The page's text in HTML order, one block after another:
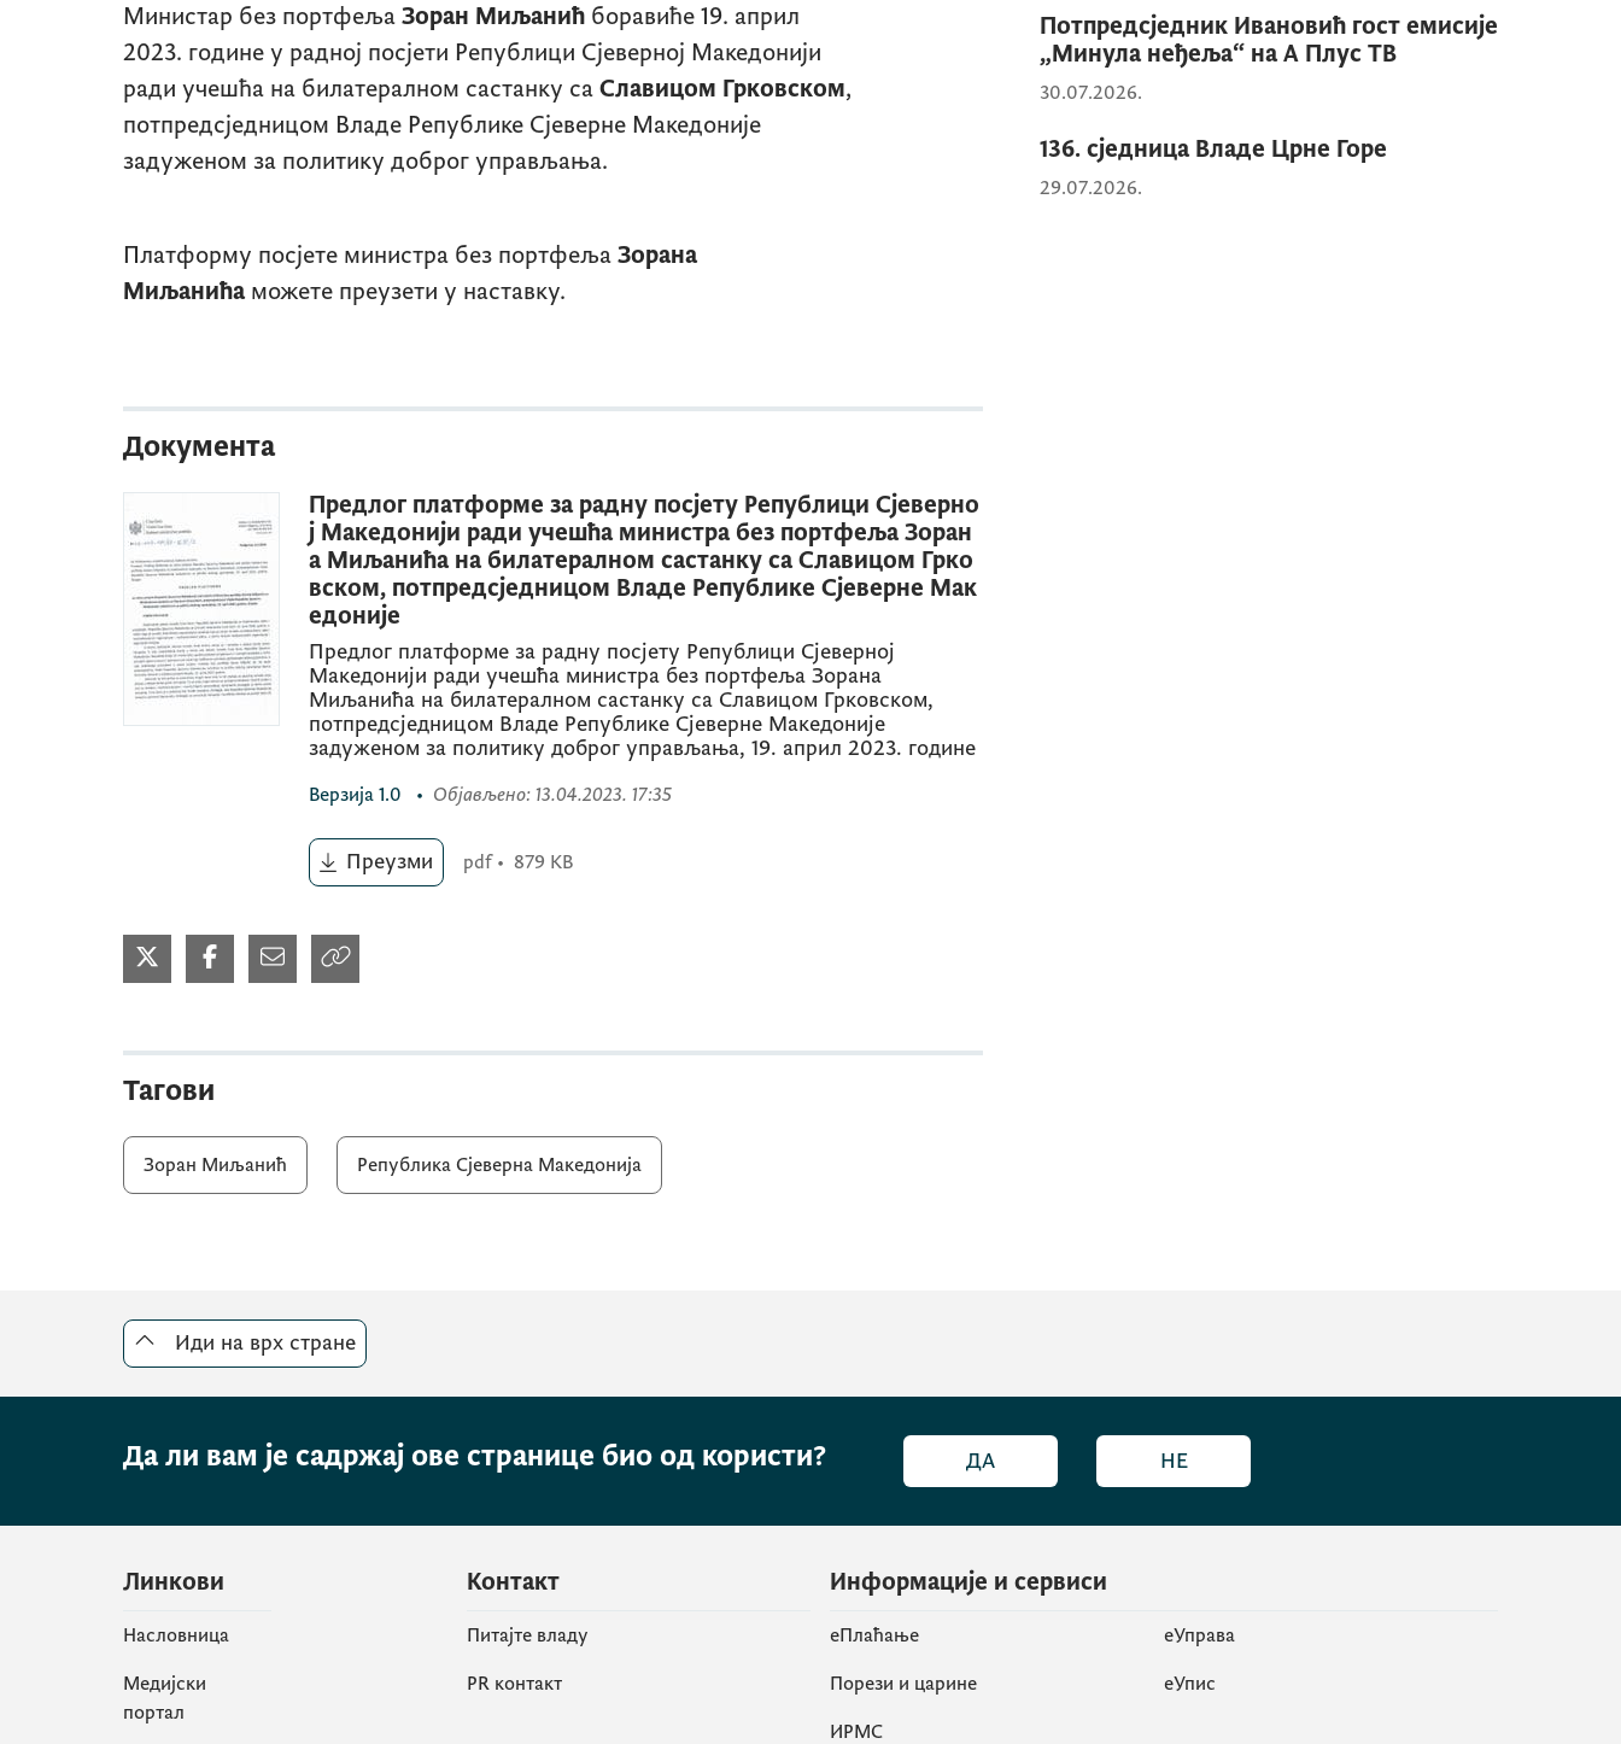
Министар без портфеља Зоран Миљанић боравиће 19. април
2023. године у радној посјети Републици Сјеверној Македонији
ради учешћа на билатералном састанку са Славицом Грковском,
потпредсједницом Владе Републике Сјеверне Македоније
задуженом за политику доброг управљања.
Платформу посјете министра без портфеља Зорана
Миљанића можете преузети у наставку.
Потпредсједник Ивановић гост емисије
„Минула неђеља“ на А Плус ТВ
30.07.2026.
136. сједница Владе Црне Горе
29.07.2026.
Документа
Предлог платформе за радну посјету Републици Сјеверно
ј Македонији ради учешћа министра без портфеља Зоран
а Миљанића на билатералном састанку са Славицом Грко
вском, потпредсједницом Владе Републике Сјеверне Мак
едоније
Предлог платформе за радну посјету Републици Сјеверној
Македонији ради учешћа министра без портфеља Зорана
Миљанића на билатералном састанку са Славицом Грковском,
потпредсједницом Владе Републике Сјеверне Македоније
задуженом за политику доброг управљања, 19. април 2023. године
Верзија 1.0 • Објављено: 13.04.2023. 17:35
Преузми pdf • 879 KB
Тагови
Зоран Миљанић Република Сјеверна Македонија
Иди на врх стране
Да ли вам је садржај ове странице био од користи? ДА НЕ
Линкови
Насловница
Медијски
портал
Контакт
Питајте владу
PR контакт
Информације и сервиси
eПлаћање
еУправа
Порези и царине
eУпис
ИРМС